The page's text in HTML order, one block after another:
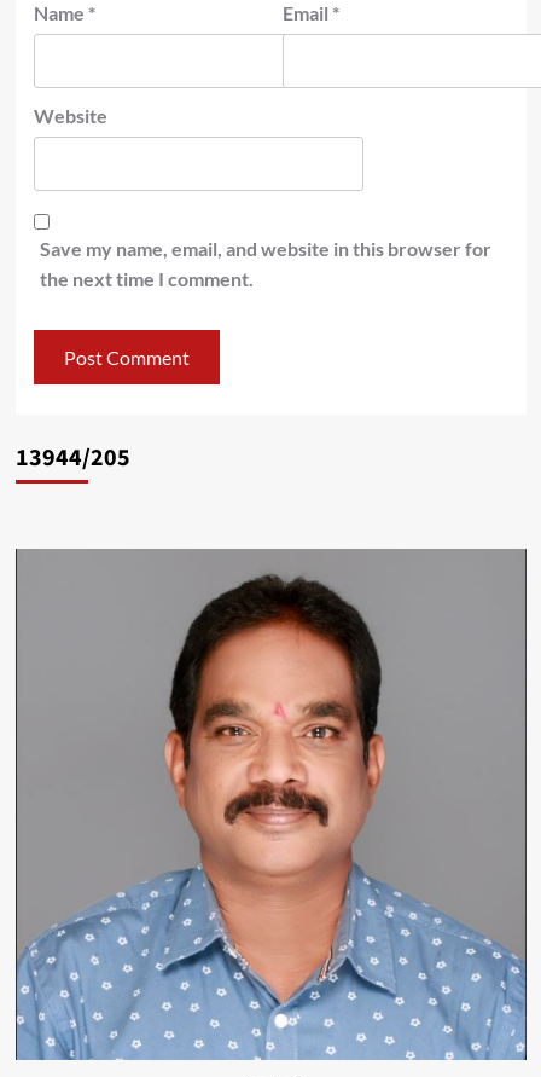
Name * Email *
Website
Save my name, email, and website in this browser for
the next time I comment.
13944/205